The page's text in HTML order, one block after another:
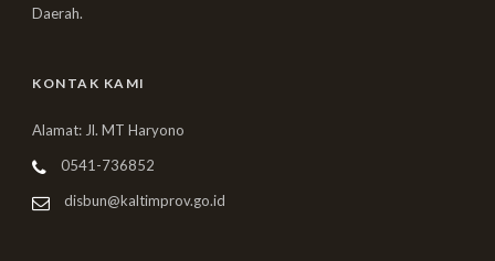
Daerah.
KONTAK KAMI
Alamat: Jl. MT Haryono
0541-736852
disbun@kaltimprov.go.id